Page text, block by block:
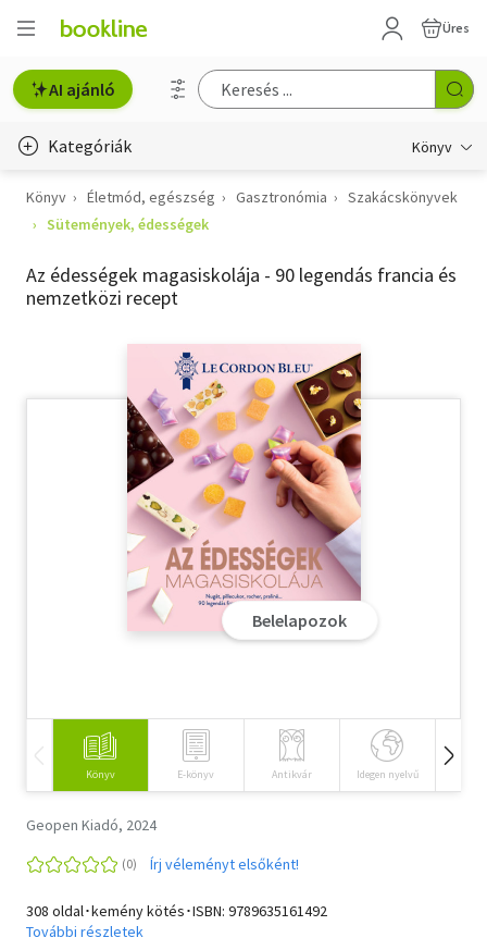
Üres
AI ajánló
Kategóriák Könyv
Életmód, egészség
Gyermek- és ifjúsági
Szótár, nyelvkönyv
Tankönyv, segédkönyv
Társadalomtudomány
Könyv Életmód, egészség Gasztronómia
Szakácskönyvek
Sütemények, édességek
Az édességek magasiskolája - 90 legendás francia és
nemzetközi recept
Belelapozok
Könyv E-könyv Antikvár Idegen nyelvű
Geopen Kiadó, 2024
Írj véleményt elsőként!
308 oldal･kemény kötés･ISBN: 9789635161492
További részletek